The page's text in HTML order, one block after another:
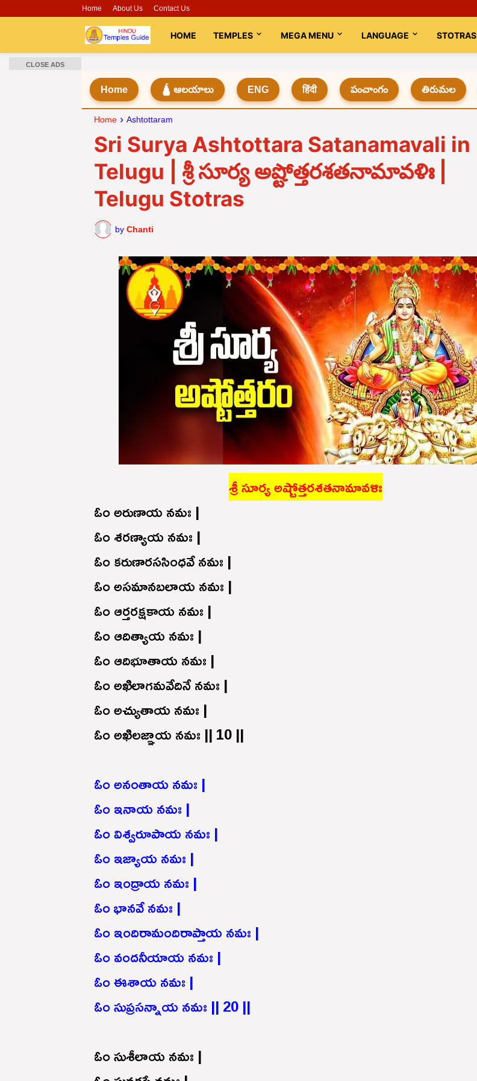
Home About Us Contact Us
HOME TEMPLES MEGA MENU LANGUAGE STOTRAS
Home 🛕 ఆలయాలు ENG हिंदी పంచాంగం తిరుమల
Home Ashtottaram
Sri Surya Ashtottara Satanamavali in
Telugu | శ్రీ సూర్య అష్టోత్తరశతనామావళిః |
Telugu Stotras
by Chanti
శ్రీ సూర్య అష్టోత్తరశతనామావళిః
ఓం అరుణాయ నమః |
ఓం శరణ్యాయ నమః |
ఓం కరుణారససింధవే నమః |
ఓం అసమానబలాయ నమః |
ఓం ఆర్తరక్షకాయ నమః |
ఓం ఆదిత్యాయ నమః |
ఓం ఆదిభూతాయ నమః |
ఓం అఖిలాగమవేదినే నమః |
ఓం అచ్యుతాయ నమః |
ఓం అఖిలజ్ఞాయ నమః || 10 ||
ఓం అనంతాయ నమః |
ఓం ఇనాయ నమః |
ఓం విశ్వరూపాయ నమః |
ఓం ఇజ్యాయ నమః |
ఓం ఇంద్రాయ నమః |
ఓం భానవే నమః |
ఓం ఇందిరామందిరాప్తాయ నమః |
ఓం వందనీయాయ నమః |
ఓం ఈశాయ నమః |
ఓం సుప్రసన్నాయ నమః || 20 ||
ఓం సుశీలాయ నమః |
CLOSE ADS